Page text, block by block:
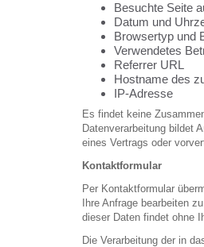
Besuchte Seite
Datum und
Browsertyp und
Verwendetes
Referrer URL
Hostname des
IP-Adresse
Es findet keine
Datenverarbeitung bildet
eines Vertrags oder
Kontaktformular
Per Kontaktformular
Ihre Anfrage bearbeiten
dieser Daten findet ohne
Die Verarbeitung der in